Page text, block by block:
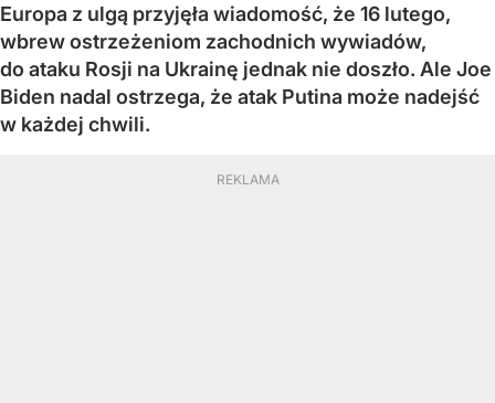
Europa z ulgą przyjęła wiadomość, że 16 lutego,
wbrew ostrzeżeniom zachodnich wywiadów,
do ataku Rosji na Ukrainę jednak nie doszło. Ale Joe
Biden nadal ostrzega, że atak Putina może nadejść
w każdej chwili.